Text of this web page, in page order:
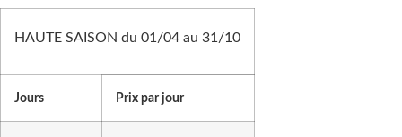
HAUTE SAISON du 01/04 au 31/10
Jours Prix par jour